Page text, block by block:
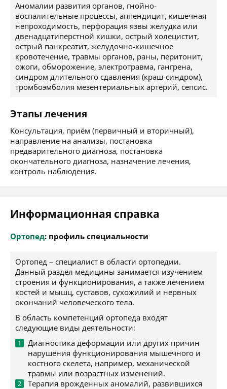
Аномалии развития органов, гнойно-
воспалительные процессы, аппендицит, кишечная
непроходимость, перфорация язвы желудка или
двенадцатиперстной кишки, острый холецистит,
острый панкреатит, желудочно-кишечное
кровотечение, травмы органов, раны, перитонит,
ожоги, обморожение, электротравма, гангрена,
синдром длительного сдавления (краш-синдром),
тромбоэмболия мезентериальных артерий, сепсис.
Этапы лечения
Консультация, приём (первичный и вторичный),
направление на анализы, постановка
предварительного диагноза, постановка
окончательного диагноза, назначение лечения,
контроль наблюдения.
Информационная справка
Ортопед: профиль специальности
Ортопед – специалист в области ортопедии.
Данный раздел медицины занимается изучением
строения и функционирования, а также лечением
костей и мышц, суставов, сухожилий и нервных
окончаний человеческого тела.
В область компетенций ортопеда входят
следующие виды деятельности:
Диагностика деформации или других причин
нарушения функционирования мышечного и
костного скелета, например, механической
травмы или возрастных изменений.
Терапия врожденных аномалий, развившихся